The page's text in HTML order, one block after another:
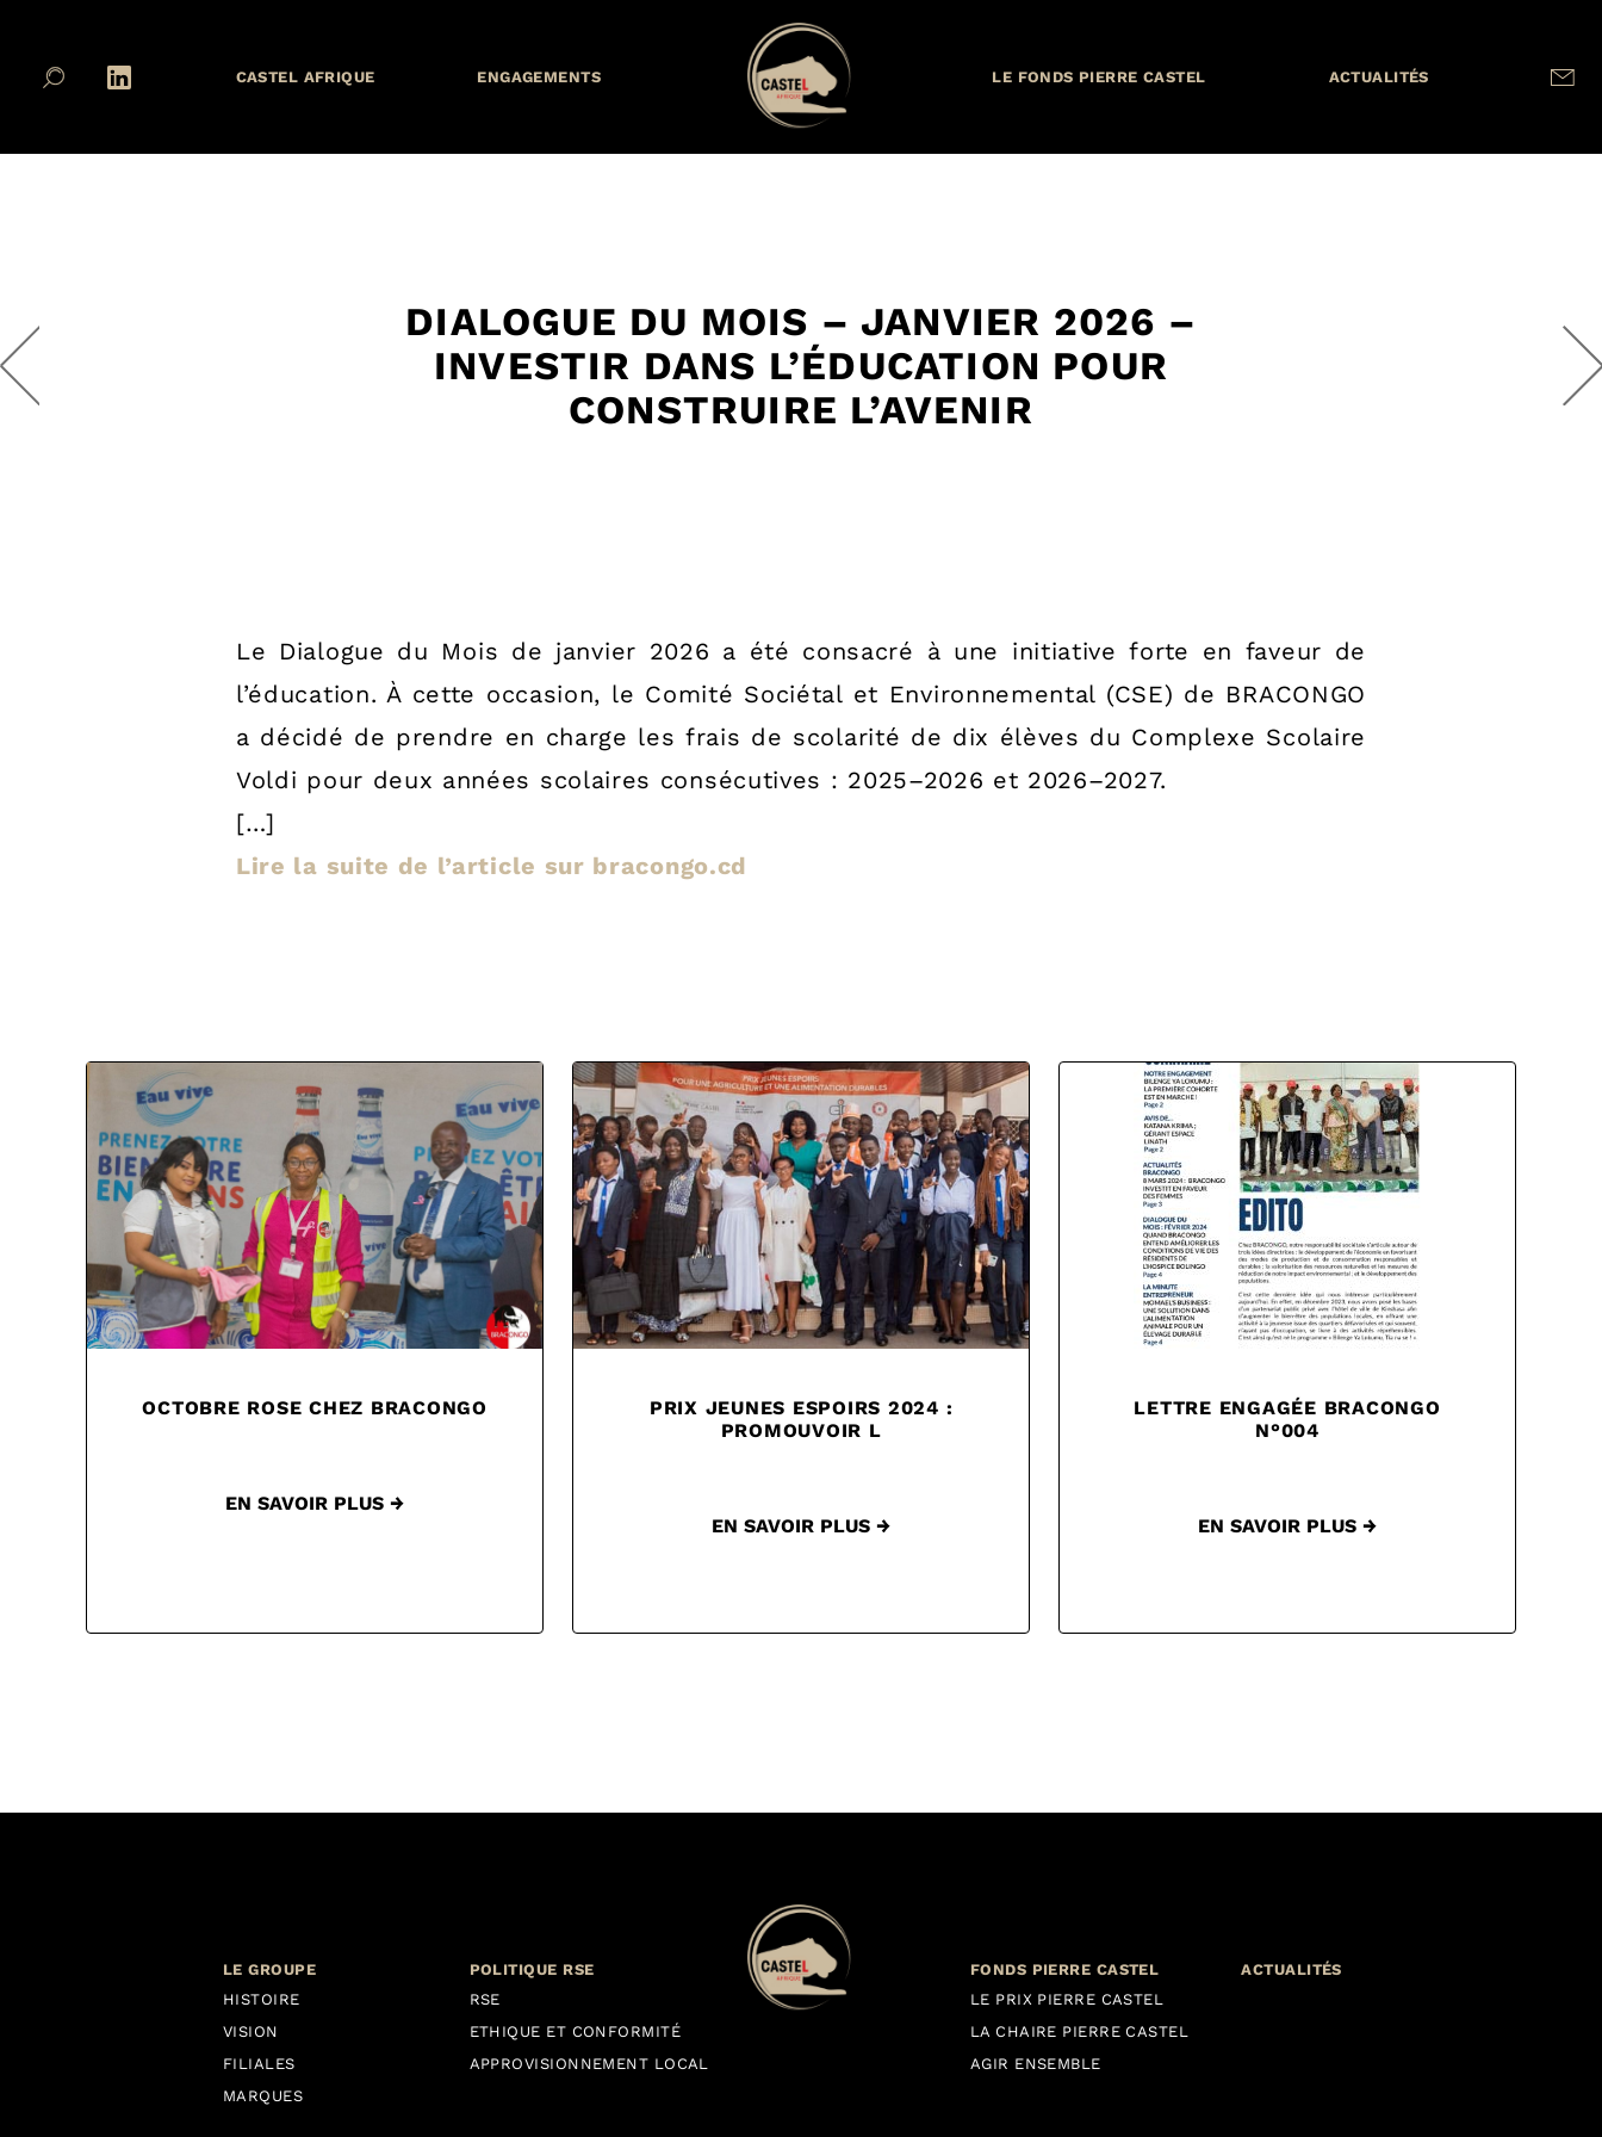
CASTEL AFRIQUE ENGAGEMENTS LE FONDS PIERRE CASTEL ACTUALITÉS
DIALOGUE DU MOIS – JANVIER 2026 –
INVESTIR DANS L’ÉDUCATION POUR
CONSTRUIRE L’AVENIR
Le Dialogue du Mois de janvier 2026 a été consacré à une initiative forte en faveur de
l’éducation. À cette occasion, le Comité Sociétal et Environnemental (CSE) de BRACONGO
a décidé de prendre en charge les frais de scolarité de dix élèves du Complexe Scolaire
Voldi pour deux années scolaires consécutives : 2025–2026 et 2026–2027.
[…]
Lire la suite de l’article sur bracongo.cd
OCTOBRE ROSE CHEZ BRACONGO
EN SAVOIR PLUS →
PRIX JEUNES ESPOIRS 2024 :
PROMOUVOIR L
EN SAVOIR PLUS →
LETTRE ENGAGÉE BRACONGO
N°004
EN SAVOIR PLUS →
LE GROUPE
HISTOIRE
VISION
FILIALES
MARQUES
POLITIQUE RSE
RSE
ETHIQUE ET CONFORMITÉ
APPROVISIONNEMENT LOCAL
FONDS PIERRE CASTEL
LE PRIX PIERRE CASTEL
LA CHAIRE PIERRE CASTEL
AGIR ENSEMBLE
ACTUALITÉS